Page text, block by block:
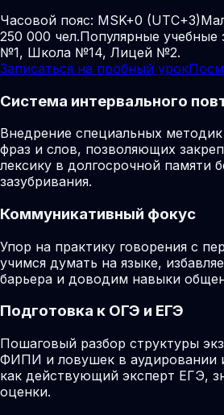
Часовой пояс: MSK+0 (UTC+3)
250 000 чел.Популярные учебные
№1, Школа №14, Лицей №2.
Записаться на пробный урок
Система интервального
Внедрение специальных
фраз и слов, позволяющих
лексику в долгосрочной памяти
зазубривания.
Коммуникативный фокус
Упор на практику говорения с
учимся думать на языке,
барьера и доводим навыки
Подготовка к ОГЭ и ЕГЭ
Пошаговый разбор структуры
ФИПИ и ловушек в аудировании
как действующий эксперт ЕГЭ,
оценки.